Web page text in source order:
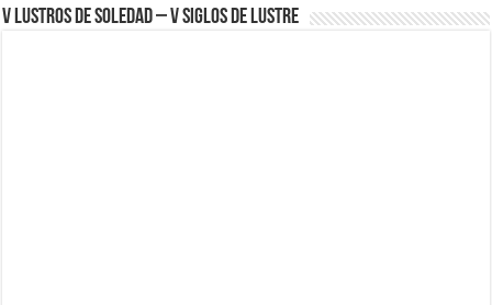
V Lustros de Soledad – V Siglos de Lustre